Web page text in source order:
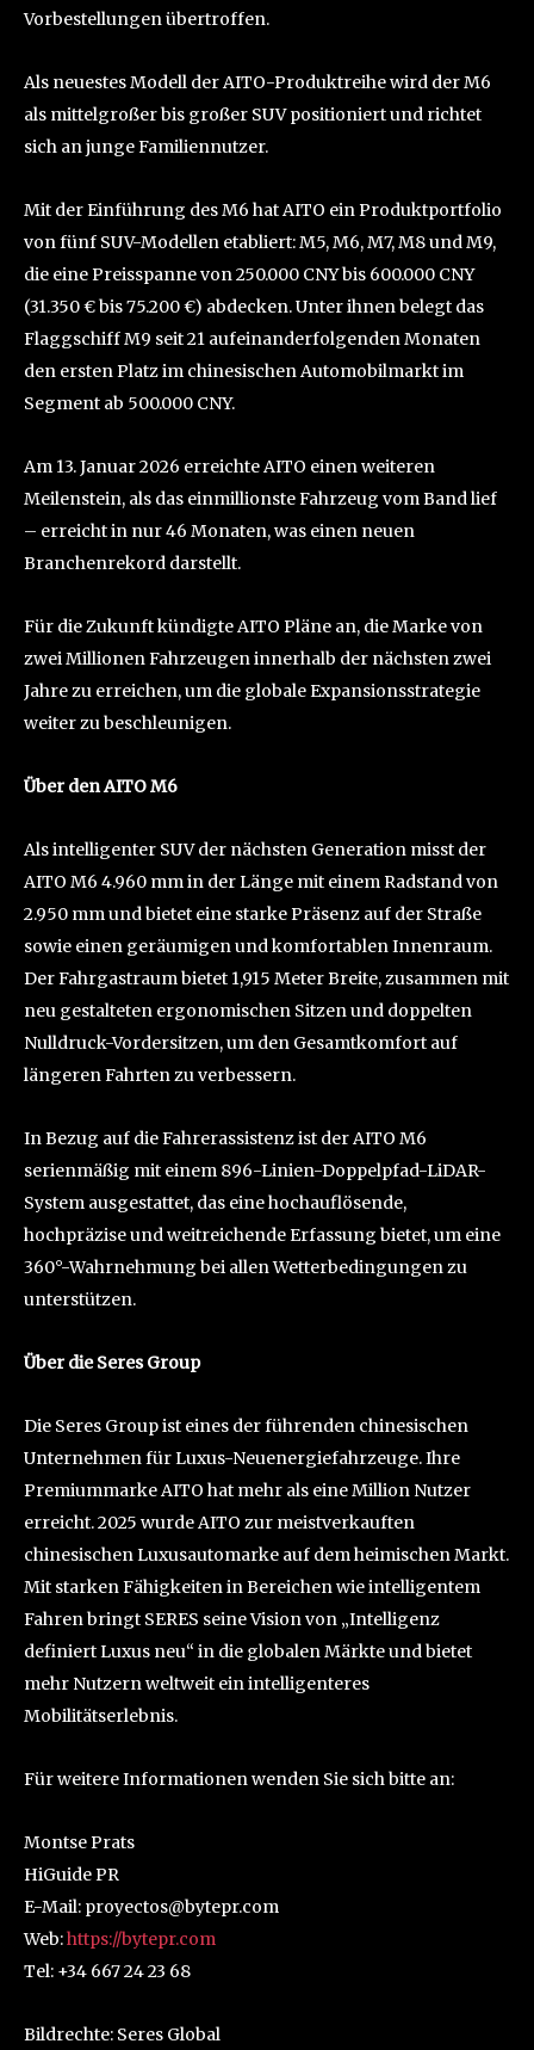
Vorbestellungen übertroffen.
Als neuestes Modell der AITO-Produktreihe wird der M6
als mittelgroßer bis großer SUV positioniert und richtet
sich an junge Familiennutzer.
Mit der Einführung des M6 hat AITO ein Produktportfolio
von fünf SUV-Modellen etabliert: M5, M6, M7, M8 und M9,
die eine Preisspanne von 250.000 CNY bis 600.000 CNY
(31.350 € bis 75.200 €) abdecken. Unter ihnen belegt das
Flaggschiff M9 seit 21 aufeinanderfolgenden Monaten
den ersten Platz im chinesischen Automobilmarkt im
Segment ab 500.000 CNY.
Am 13. Januar 2026 erreichte AITO einen weiteren
Meilenstein, als das einmillionste Fahrzeug vom Band lief
– erreicht in nur 46 Monaten, was einen neuen
Branchenrekord darstellt.
Für die Zukunft kündigte AITO Pläne an, die Marke von
zwei Millionen Fahrzeugen innerhalb der nächsten zwei
Jahre zu erreichen, um die globale Expansionsstrategie
weiter zu beschleunigen.
Über den AITO M6
Als intelligenter SUV der nächsten Generation misst der
AITO M6 4.960 mm in der Länge mit einem Radstand von
2.950 mm und bietet eine starke Präsenz auf der Straße
sowie einen geräumigen und komfortablen Innenraum.
Der Fahrgastraum bietet 1,915 Meter Breite, zusammen mit
neu gestalteten ergonomischen Sitzen und doppelten
Nulldruck-Vordersitzen, um den Gesamtkomfort auf
längeren Fahrten zu verbessern.
In Bezug auf die Fahrerassistenz ist der AITO M6
serienmäßig mit einem 896-Linien-Doppelpfad-LiDAR-
System ausgestattet, das eine hochauflösende,
hochpräzise und weitreichende Erfassung bietet, um eine
360°-Wahrnehmung bei allen Wetterbedingungen zu
unterstützen.
Über die Seres Group
Die Seres Group ist eines der führenden chinesischen
Unternehmen für Luxus-Neuenergiefahrzeuge. Ihre
Premiummarke AITO hat mehr als eine Million Nutzer
erreicht. 2025 wurde AITO zur meistverkauften
chinesischen Luxusautomarke auf dem heimischen Markt.
Mit starken Fähigkeiten in Bereichen wie intelligentem
Fahren bringt SERES seine Vision von „Intelligenz
definiert Luxus neu“ in die globalen Märkte und bietet
mehr Nutzern weltweit ein intelligenteres
Mobilitätserlebnis.
Für weitere Informationen wenden Sie sich bitte an:
Montse Prats
HiGuide PR
E-Mail: proyectos@bytepr.com
Web:https://bytepr.com
Tel: +34 667 24 23 68
Bildrechte: Seres Global